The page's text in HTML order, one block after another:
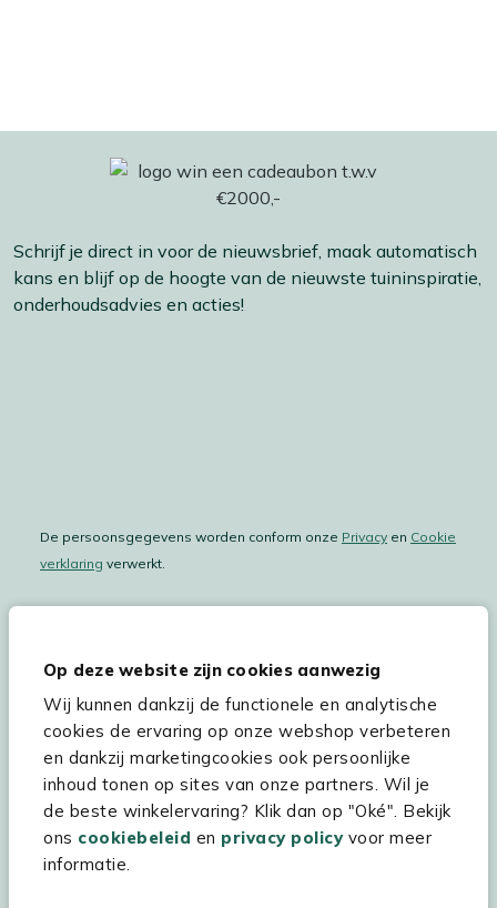
Op deze website zijn cookies aanwezig
Wij kunnen dankzij de functionele en analytische
cookies de ervaring op onze webshop verbeteren
en dankzij marketingcookies ook persoonlijke
inhoud tonen op sites van onze partners. Wil je
de beste winkelervaring? Klik dan op "Oké". Bekijk
ons cookiebeleid en privacy policyvoor meer
informatie.
Schrijf je direct in voor de nieuwsbrief, maak automatisch
kans en blijf op de hoogte van de nieuwste tuininspiratie,
onderhoudsadvies en acties!
De persoonsgegevens worden conform onze Privacy en Cookie
verklaring verwerkt.
Hulp & service
Assortiment
Kees Smit Tuinmeubelen
Experience Stores XXL